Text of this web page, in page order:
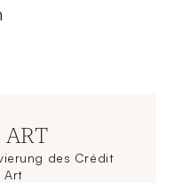
des Crédit
Art